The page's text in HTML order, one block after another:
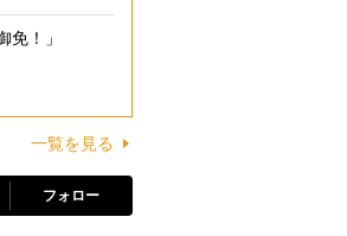
免！」
一覧を見る
フォロー